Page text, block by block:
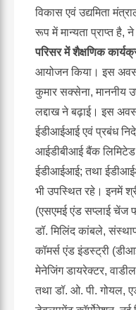
विकास एवं उद्यमिता
रूप में मान्यता प्राप्त है, ने
परिसर में शैक्षणिक
आयोजन किया। इस
कुमार सक्सेना, माननीय
लद्दाख ने बढ़ाई। इस
ईडीआईआई एवं प्रबंध
आईडीबीआई बैंक
ईडीआईआई; तथा
भी उपस्थित रहे। इनमें
(एसएमई एंड सप्लाई चेंज
डॉ. मिलिंद कांबले,
कॉमर्स एंड इंडस्ट्री
मेनेजिंग डायरेक्टर,
तथा डॉ. ओ. पी. गोयल,